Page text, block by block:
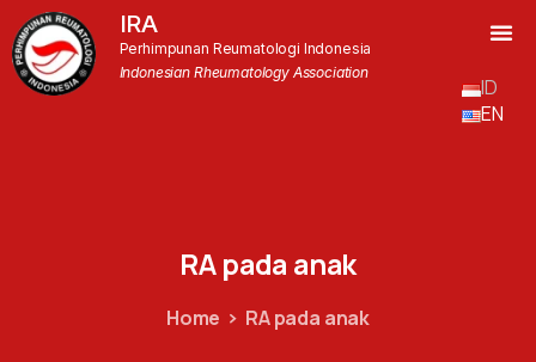
IRA
Perhimpunan Reumatologi Indonesia
Indonesian Rheumatology Association
ID
EN
RA pada anak
Home RA pada anak